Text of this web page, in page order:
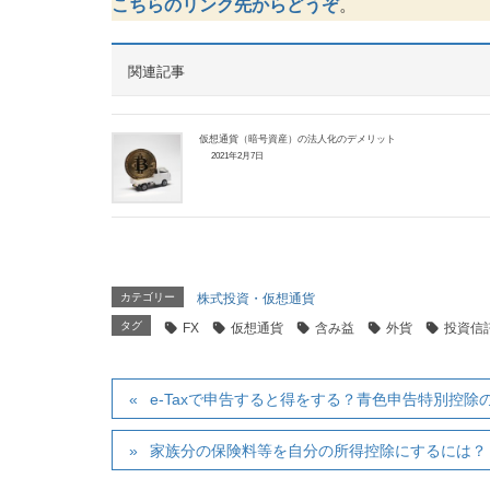
こちらのリンク先からどうぞ。
関連記事
仮想通貨（暗号資産）の法人化のデメリット
2021年2月7日
カテゴリー 株式投資・仮想通貨
タグ FX 仮想通貨 含み益 外貨 投資信
e-Taxで申告すると得をする？青色申告特別控除
家族分の保険料等を自分の所得控除にするには？